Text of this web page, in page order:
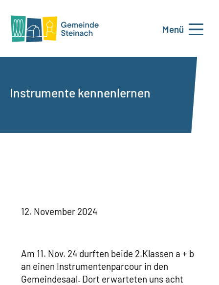
Menü
Instrumente kennenlernen
12. November 2024
Am 11. Nov. 24 durften beide 2.Klassen a + b
an einen Instrumentenparcour in den
Gemeindesaal. Dort erwarteten uns acht